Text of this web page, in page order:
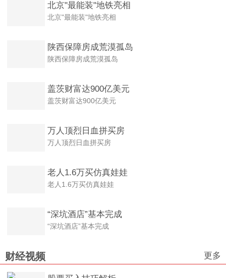
北京"最能装"地铁亮相
北京"最能装"地铁亮相
陕西保障房成荒漠孤岛
陕西保障房成荒漠孤岛
盖茨财富达900亿美元
盖茨财富达900亿美元
万人顶烈日血拼买房
万人顶烈日血拼买房
老人1.6万买仿真娃娃
老人1.6万买仿真娃娃
“深坑酒店”基本完成
“深坑酒店”基本完成
财经视频 更多